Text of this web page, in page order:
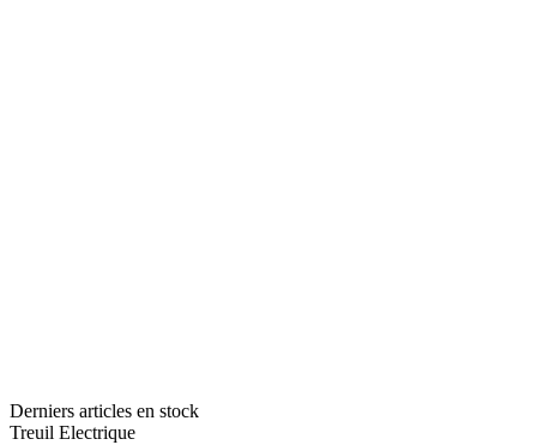
Derniers articles en stock
Treuil Electrique